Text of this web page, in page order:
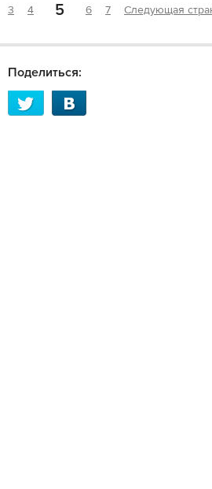
3 4 5 6 7 Следующая
Поделиться: